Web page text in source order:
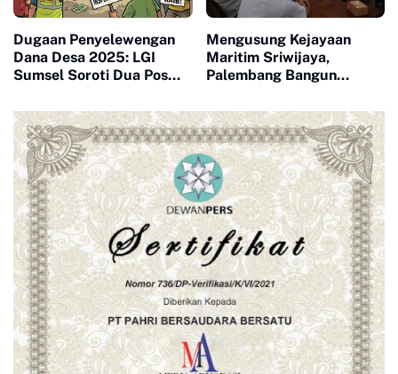
Dugaan Penyelewengan
Dana Desa 2025: LGI
Sumsel Soroti Dua Pos
BUMDes Tanjung Besar
Senilai Lebih Rp233 Juta
Diduga Fiktif
Mengusung Kejayaan
Maritim Sriwijaya,
Palembang Bangun
Kapal